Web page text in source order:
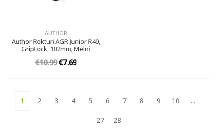
AUTHOR
Author Rokturi AGR Junior R40,
GripLock, 102mm, Melni
€10.99€7.69
1 2 3 4 5 6 7 8 9 10 ...
27 28